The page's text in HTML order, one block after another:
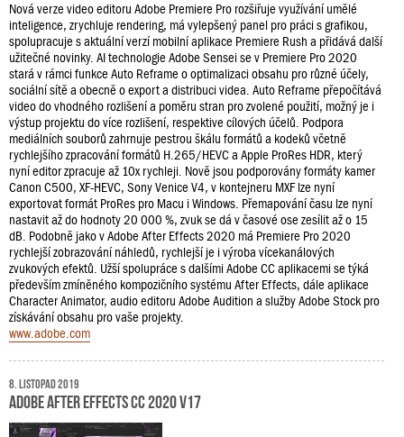
Nová verze video editoru Adobe Premiere Pro rozšiřuje využívání umělé
inteligence, zrychluje rendering, má vylepšený panel pro práci s grafikou,
spolupracuje s aktuální verzí mobilní aplikace Premiere Rush a přidává další
užitečné novinky. AI technologie Adobe Sensei se v Premiere Pro 2020
stará v rámci funkce Auto Reframe o optimalizaci obsahu pro různé účely,
sociální sítě a obecně o export a distribuci videa. Auto Reframe přepočítává
video do vhodného rozlišení a poměru stran pro zvolené použití, možný je i
výstup projektu do více rozlišení, respektive cílových účelů. Podpora
mediálních souborů zahrnuje pestrou škálu formátů a kodeků včetně
rychlejšího zpracování formátů H.265/HEVC a Apple ProRes HDR, který
nyní editor zpracuje až 10x rychleji. Nově jsou podporovány formáty kamer
Canon C500, XF-HEVC, Sony Venice V4, v kontejneru MXF lze nyní
exportovat formát ProRes pro Macu i Windows. Přemapování času lze nyní
nastavit až do hodnoty 20 000 %, zvuk se dá v časové ose zesílit až o 15
dB. Podobně jako v Adobe After Effects 2020 má Premiere Pro 2020
rychlejší zobrazování náhledů, rychlejší je i výroba vícekanálových
zvukových efektů. Užší spolupráce s dalšími Adobe CC aplikacemi se týká
především zmíněného kompozičního systému After Effects, dále aplikace
Character Animator, audio editoru Adobe Audition a služby Adobe Stock pro
získávání obsahu pro vaše projekty.
www.adobe.com
8. listopad 2019
Adobe After Effects CC 2020 v17